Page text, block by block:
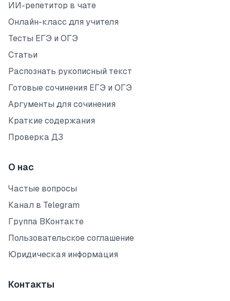
ИИ-репетитор в чате
Онлайн-класс для учителя
Тесты ЕГЭ и ОГЭ
Статьи
Распознать рукописный текст
Готовые сочинения ЕГЭ и ОГЭ
Аргументы для сочинения
Краткие содержания
Проверка ДЗ
О нас
Частые вопросы
Канал в Telegram
Группа ВКонтакте
Пользовательское соглашение
Юридическая информация
Контакты